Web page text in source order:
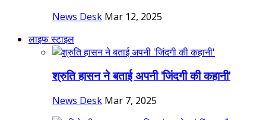
News Desk Mar 12, 2025
लाइफ स्टाइल
श्रुति हासन ने बताई अपनी 'जिंदगी की कहानी'
News Desk Mar 7, 2025